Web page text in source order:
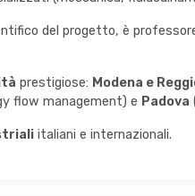
del progetto, è
prestigiose: Modena e
flow management) e Padova
italiani e internazionali.